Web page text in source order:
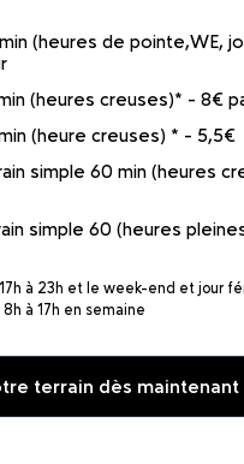
(heures de pointe,WE,
(heures creuses)* - 8€
(heure creuses) * - 5,5€
simple 60 min (heures
simple 60 (heures
à 23h et le week-end et jour
à 17h en semaine
terrain dès maintenant